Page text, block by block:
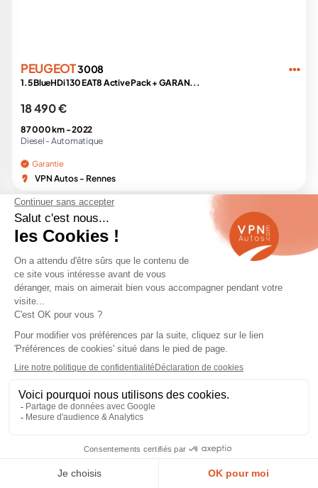
PEUGEOT3008
1.5 BlueHDi 130 EAT8 Active Pack + GARAN...
18 490 €
87 000 km -2022
Diesel - Automatique
Garantie
VPN Autos - Rennes
SATISFAIT
ou remboursé
LIVRAISON
partout en France
Achat
en ligne sécurisé
1 2 3
Nouveau Peugeot 3008 de 2024
Le lancement dunouveau Peugeot 3008
troisième génération de ce SUV populaire, promettant
motorisation, et technologie. Ce modèle réinventé
illustre l'engagement de Peugeot vers une fusion